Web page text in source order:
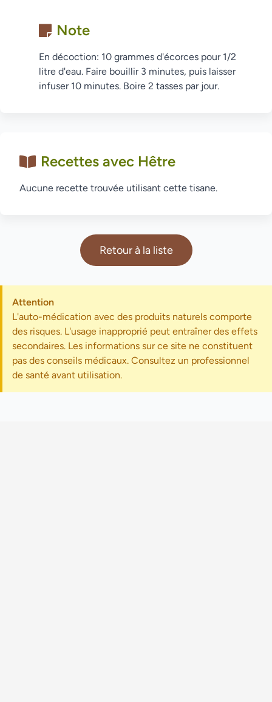
Note
En décoction: 10 grammes d'écorces pour 1/2
litre d'eau. Faire bouillir 3 minutes, puis laisser
infuser 10 minutes. Boire 2 tasses par jour.
Recettes avec Hêtre
Aucune recette trouvée utilisant cette tisane.
Retour à la liste
Attention
L'auto-médication avec des produits naturels comporte
des risques. L'usage inapproprié peut entraîner des effets
secondaires. Les informations sur ce site ne constituent
pas des conseils médicaux. Consultez un professionnel
de santé avant utilisation.